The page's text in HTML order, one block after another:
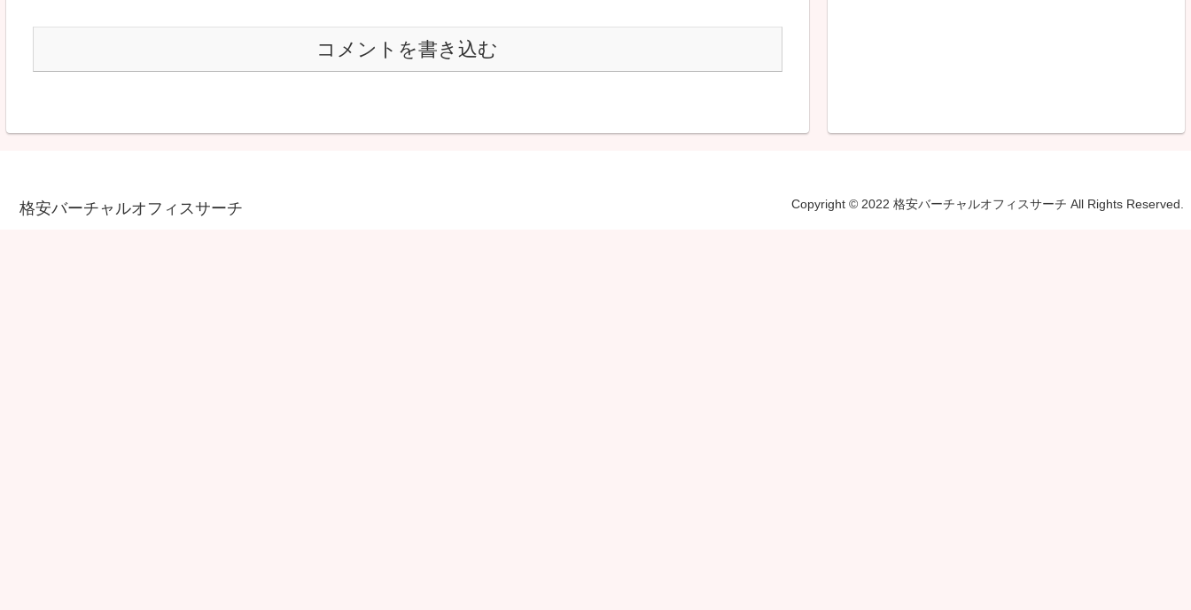
コメントを書き込む
格安バーチャルオフィスサーチ Copyright © 2022 格安バーチャルオフィスサーチ All Rights Reserved.